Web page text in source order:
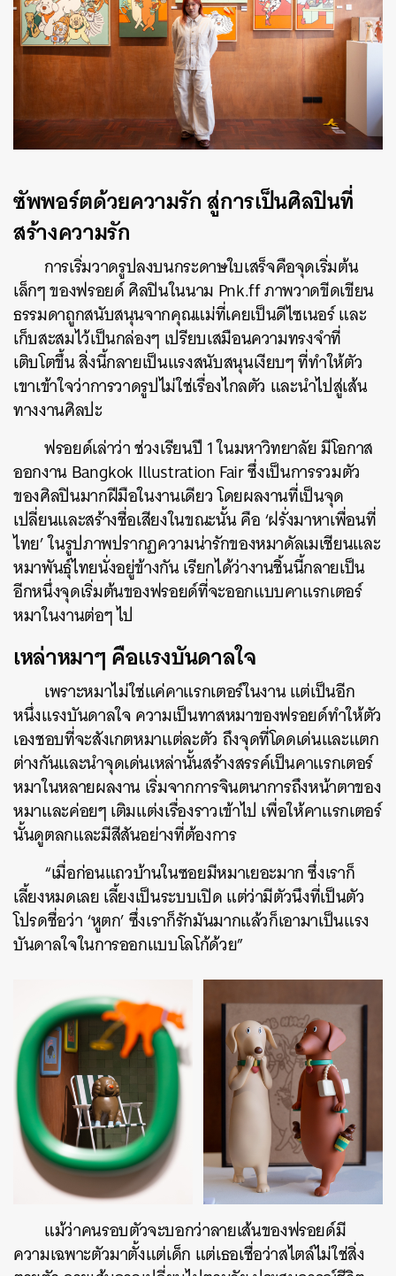
ซัพพอร์ตด้วยความรัก สู่การเป็นศิลปินที่
สร้างความรัก
การเริ่มวาดรูปลงบนกระดาษใบเสร็จคือจุดเริ่มต้น
เล็กๆ ของฟรอยด์ ศิลปินในนาม Pnk.ff ภาพวาดขีดเขียน
ธรรมดาถูกสนับสนุนจากคุณแม่ที่เคยเป็นดีไซเนอร์ และ
เก็บสะสมไว้เป็นกล่องๆ เปรียบเสมือนความทรงจำที่
เติบโตขึ้น สิ่งนี้กลายเป็นแรงสนับสนุนเงียบๆ ที่ทำให้ตัว
เขาเข้าใจว่าการวาดรูปไม่ใช่เรื่องไกลตัว และนำไปสู่เส้น
ทางงานศิลปะ
ฟรอยด์เล่าว่า ช่วงเรียนปี 1 ในมหาวิทยาลัย มีโอกาส
ออกงาน Bangkok Illustration Fair ซึ่งเป็นการรวมตัว
ของศิลปินมากฝีมือในงานเดียว โดยผลงานที่เป็นจุด
เปลี่ยนและสร้างชื่อเสียงในขณะนั้น คือ ‘ฝรั่งมาหาเพื่อนที่
ไทย’ ในรูปภาพปรากฏความน่ารักของหมาดัลเมเชียนและ
หมาพันธ์ุไทยนั่งอยู่ข้างกัน เรียกได้ว่างานชิ้นนี้กลายเป็น
อีกหนึ่งจุดเริ่มต้นของฟรอยด์ที่จะออกแบบคาแรกเตอร์
หมาในงานต่อๆ ไป
เหล่าหมาๆ คือแรงบันดาลใจ
เพราะหมาไม่ใช่แค่คาแรกเตอร์ในงาน แต่เป็นอีก
หนึ่งแรงบันดาลใจ ความเป็นทาสหมาของฟรอยด์ทำให้ตัว
เองชอบที่จะสังเกตหมาแต่ละตัว ถึงจุดที่โดดเด่นและแตก
ต่างกันและนำจุดเด่นเหล่านั้นสร้างสรรค์เป็นคาแรกเตอร์
หมาในหลายผลงาน เริ่มจากการจินตนาการถึงหน้าตาของ
หมาและค่อยๆ เติมแต่งเรื่องราวเข้าไป เพื่อให้คาแรกเตอร์
นั้นดูตลกและมีสีสันอย่างที่ต้องการ
“เมื่อก่อนแถวบ้านในซอยมีหมาเยอะมาก ซึ่งเราก็
เลี้ยงหมดเลย เลี้ยงเป็นระบบเปิด แต่ว่ามีตัวนึงที่เป็นตัว
โปรดชื่อว่า ‘หูตก’ ซึ่งเราก็รักมันมากแล้วก็เอามาเป็นแรง
บันดาลใจในการออกแบบโลโก้ด้วย”
แม้ว่าคนรอบตัวจะบอกว่าลายเส้นของฟรอยด์มี
ความเฉพาะตัวมาตั้งแต่เด็ก แต่เธอเชื่อว่าสไตล์ไม่ใช่สิ่ง